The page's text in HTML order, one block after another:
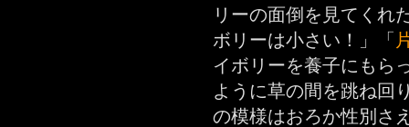
リーの面倒を見てくれ
ボリーは小さい！」「
イボリーを養子にもら
ように草の間を跳ね回
の模様はおろか性別さ